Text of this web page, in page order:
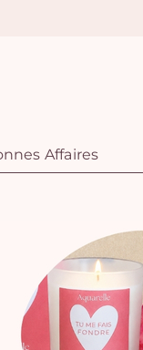
Affaires